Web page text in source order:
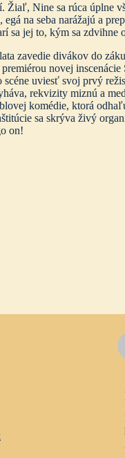
Žiaľ, Nine sa rúca
na seba narážajú a
sa jej to, kým sa zdvihne
zavedie divákov do
novej
uviesť svoj prvý
rekvizity miznú a
komédie, ktorá
sa skrýva živý
on!